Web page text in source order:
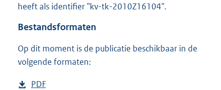
o
:
heeft als identifier "kv-tk-2010Z16104".
Bestandsformaten
Op dit moment is de publicatie beschikbaar in de
volgende formaten:
D
PDF